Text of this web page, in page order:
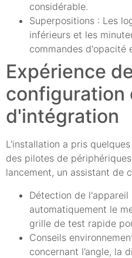
considérable.
Superpositions : Les
inférieurs et les
commandes d'opacité
Expérience
configuration
d'intégration
L'installation a pris
des pilotes de
lancement, un assistant de
Détection de
automatiquement le
grille de test rapide
Conseils
concernant l’angle, la